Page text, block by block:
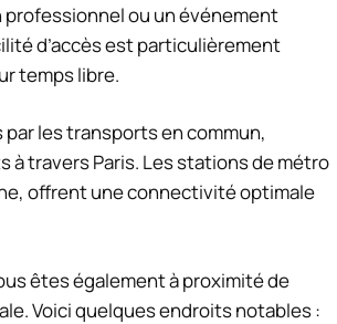
professionnel ou un événement
d’accès est particulièrement
temps libre.
les transports en commun,
travers Paris. Les stations de métro
offrent une connectivité optimale
êtes également à proximité de
Voici quelques endroits notables :